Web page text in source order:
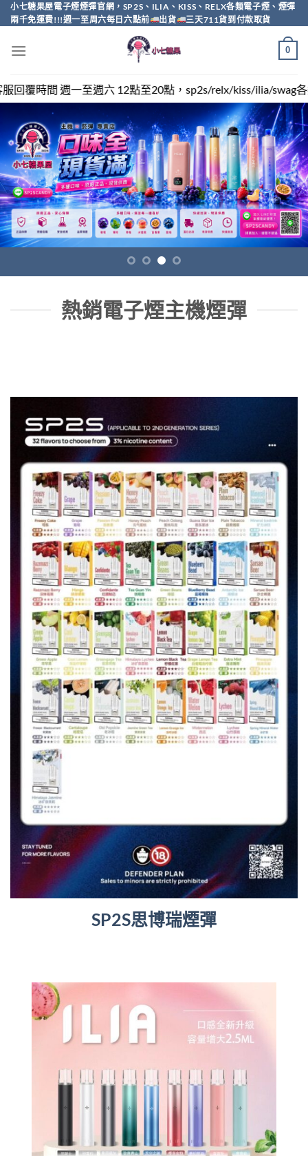
Skip
to
小七糖果屋電子煙煙彈官網，SP2S、ILIA、KISS、RELX各類電子煙、煙彈
兩千免運費!!!週一至周六每日六點前
出貨 三天711貨到付款取貨
0
點至20點，sp2s/relx/kiss/ilia/swag各類電子煙煙彈買越多越
熱銷電子煙主機煙彈
SP2S思博瑞煙彈